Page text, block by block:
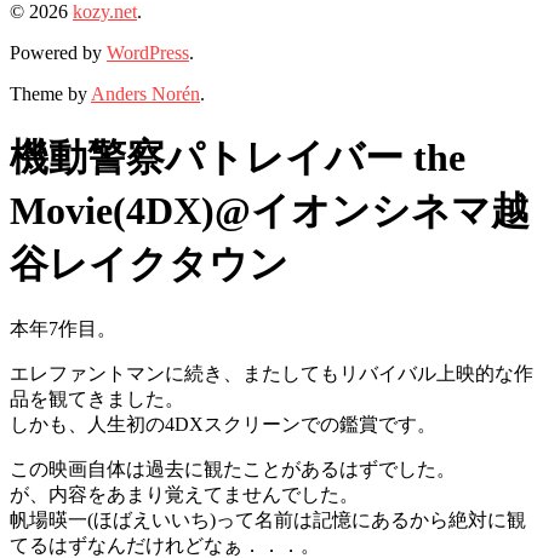
© 2026 kozy.net.
Powered by WordPress.
Theme by Anders Norén.
機動警察パトレイバー the
Movie(4DX)@イオンシネマ越
谷レイクタウン
本年7作目。
エレファントマンに続き、またしてもリバイバル上映的な作
品を観てきました。
しかも、人生初の4DXスクリーンでの鑑賞です。
この映画自体は過去に観たことがあるはずでした。
が、内容をあまり覚えてませんでした。
帆場暎一(ほばえいいち)って名前は記憶にあるから絶対に観
てるはずなんだけれどなぁ．．．。